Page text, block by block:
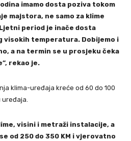
imamo dosta poziva tokom
majstora, ne samo za klime
period je inače dosta
visokih temperatura. Dobijemo i
a na termin se u prosjeku čeka
rekao je.
klima-uređaja kreće od 60 do 100
uređaja.
visini i metraži instalacije, a
od 250 do 350 KM i vjerovatno